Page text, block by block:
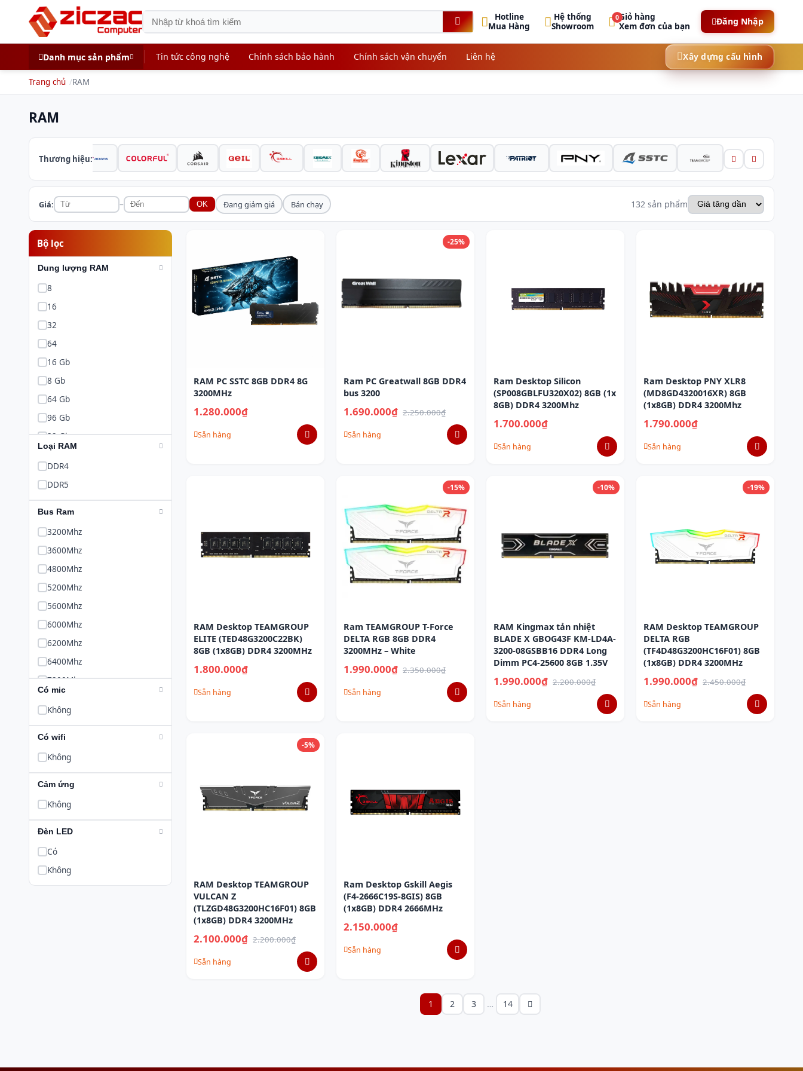
Hotline
Mua Hàng
Hệ thống
Showroom
0Giỏ hàng
Xem đơn của bạn
Đăng Nhập
Danh mục sản phẩm Tin tức công nghệ Chính sách bảo hành Chính sách vận chuyển Liên hệ Xây dựng cấu hình
Trang chủ RAM
RAM
Thương hiệu:
Giá: – OK Đang giảm giá Bán chạy 132 sản phẩm
Bộ lọc
Dung lượng RAM
8
16
32
64
16 Gb
8 Gb
64 Gb
96 Gb
32 Gb
Loại RAM
DDR4
DDR5
Bus Ram
3200Mhz
3600Mhz
4800Mhz
5200Mhz
5600Mhz
6000Mhz
6200Mhz
6400Mhz
7200Mhz
Có mic
Không
Có wifi
Không
Cảm ứng
Không
Đèn LED
Có
Không
RAM PC SSTC 8GB DDR4 8G
3200MHz
1.280.000₫
Sẵn hàng
-25%
Ram PC Greatwall 8GB DDR4
bus 3200
1.690.000₫ 2.250.000₫
Sẵn hàng
Ram Desktop Silicon
(SP008GBLFU320X02) 8GB (1x
8GB) DDR4 3200Mhz
1.700.000₫
Sẵn hàng
Ram Desktop PNY XLR8
(MD8GD4320016XR) 8GB
(1x8GB) DDR4 3200Mhz
1.790.000₫
Sẵn hàng
RAM Desktop TEAMGROUP
ELITE (TED48G3200C22BK)
8GB (1x8GB) DDR4 3200MHz
1.800.000₫
Sẵn hàng
-15%
Ram TEAMGROUP T-Force
DELTA RGB 8GB DDR4
3200MHz – White
1.990.000₫ 2.350.000₫
Sẵn hàng
-10%
RAM Kingmax tản nhiệt
BLADE X GBOG43F KM-LD4A-
3200-08GSBB16 DDR4 Long
Dimm PC4-25600 8GB 1.35V
1.990.000₫ 2.200.000₫
Sẵn hàng
-19%
RAM Desktop TEAMGROUP
DELTA RGB
(TF4D48G3200HC16F01) 8GB
(1x8GB) DDR4 3200MHz
1.990.000₫ 2.450.000₫
Sẵn hàng
-5%
RAM Desktop TEAMGROUP
VULCAN Z
(TLZGD48G3200HC16F01) 8GB
(1x8GB) DDR4 3200MHz
2.100.000₫ 2.200.000₫
Sẵn hàng
Ram Desktop Gskill Aegis
(F4-2666C19S-8GIS) 8GB
(1x8GB) DDR4 2666MHz
2.150.000₫
Sẵn hàng
1 2 3 … 14